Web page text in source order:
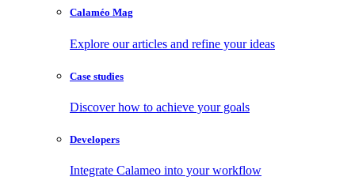
Calaméo Mag
Explore our articles and refine your ideas
Case studies
Discover how to achieve your goals
Developers
Integrate Calameo into your workflow